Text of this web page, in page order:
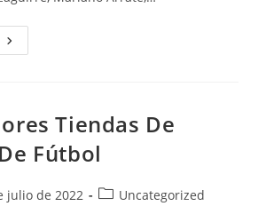
Equipacion
Tiendas De
Fútbol
julio de 2022
Categoría
Uncategorized